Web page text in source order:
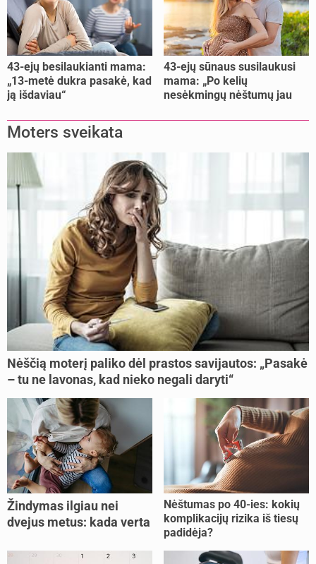
43-ejų besilaukianti mama:
„13-metė dukra pasakė, kad
ją išdaviau“
43-ejų sūnaus susilaukusi
mama: „Po kelių
nesėkmingų nėštumų jau
Moters sveikata
Nėščią moterį paliko dėl prastos savijautos: „Pasakė
– tu ne lavonas, kad nieko negali daryti“
Žindymas ilgiau nei
dvejus metus: kada verta
nujunkyti?
Nėštumas po 40-ies: kokių
komplikacijų rizika iš tiesų
padidėja?